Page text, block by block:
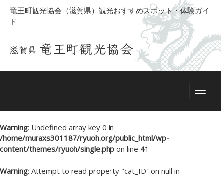
竜王町観光協会（滋賀県）観光おすすめスポット・体験ガイ
ド
Warning: Undefined array key 0 in
/home/muraxs301187/ryuoh.org/public_html/wp-
content/themes/ryuoh/single.php on line 41
Warning: Attempt to read property "cat_ID" on null in